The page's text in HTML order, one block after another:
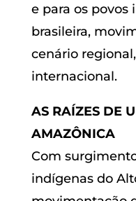
e para os povos
brasileira,
cenário
internacional.
AS RAÍZES DE
AMAZÔNICA
Com
indígenas do